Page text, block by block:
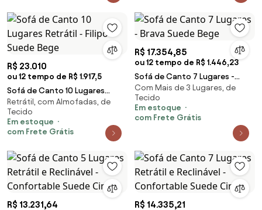
R$ 23.010
ou 12 tempo de R$ 1.917,5
Sofá de Canto 10 Lugares
Retrátil - Filipo Suede Bege
Retrátil, com Almofadas, de
Tecido
Em estoque
com Frete Grátis
R$ 17.354,85
ou 12 tempo de R$ 1.446,23
Sofá de Canto 7 Lugares -
Brava Suede Bege
Com Mais de 3 Lugares, de
Tecido
Em estoque
com Frete Grátis
R$ 13.231,64 R$ 14.335,21